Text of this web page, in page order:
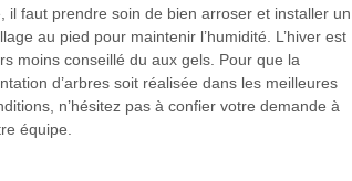
il faut prendre soin de bien arroser et installer un
au pied pour maintenir l’humidité. L’hiver est
moins conseillé du aux gels. Pour que la
d’arbres soit réalisée dans les meilleures
n’hésitez pas à confier votre demande à
équipe.